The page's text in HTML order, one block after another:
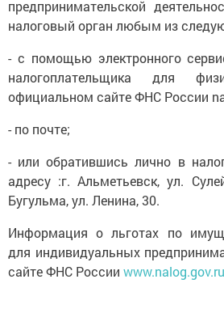
предпринимательской
налоговый орган любым из
- с помощью электронного
налогоплательщика для
официальном сайте ФНС России
- по почте;
- или обратившись лично в
адресу :г. Альметьевск, ул.
Бугульма, ул. Ленина, 30.
Информация о льготах по
для индивидуальных
сайте ФНС России www.nalog.gov.ru